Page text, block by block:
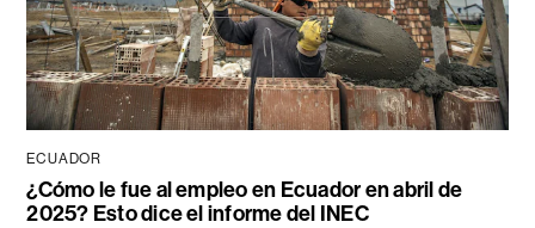
ECUADOR
¿Cómo le fue al empleo en Ecuador en abril de
2025? Esto dice el informe del INEC